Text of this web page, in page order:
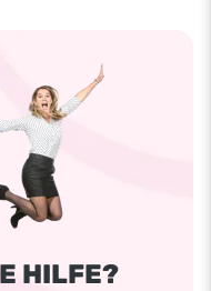
HILFE?